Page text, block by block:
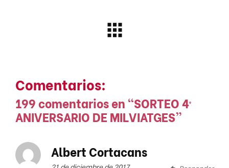
Comentarios:
199 comentarios en “SORTEO 4º
ANIVERSARIO DE MILVIATGES”
Albert Cortacans